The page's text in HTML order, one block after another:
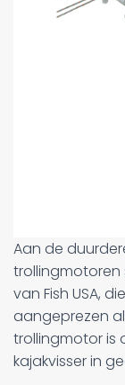
Aan de
trollingmotoren
van Fish USA,
aangeprezen
trollingmotor is
kajakvisser in